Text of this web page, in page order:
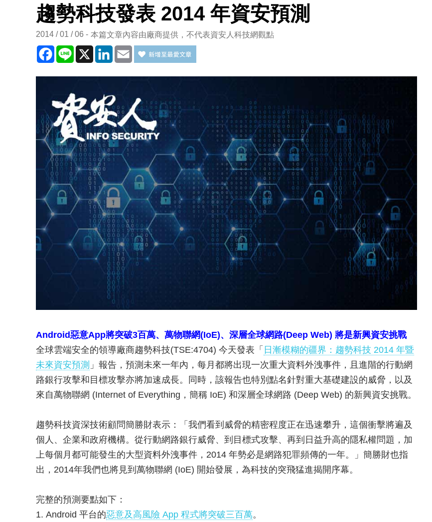
趨勢科技發表 2014 年資安預測
2014 / 01 / 06 本篇文章內容由廠商提供，不代表資安人科技網觀點
Facebook
Line X LinkedInEmail
Android惡意App將突破3百萬、萬物聯網(IoE)、深層全球網路(Deep Web) 將是新興資安挑戰
全球雲端安全的領導廠商趨勢科技(TSE:4704) 今天發表「 日漸模糊的疆界：趨勢科技 2014 年暨
未來資安預測 」報告，預測未來一年內，每月都將出現一次重大資料外洩事件，且進階的行動網
路銀行攻擊和目標攻擊亦將加速成長。同時，該報告也特別點名針對重大基礎建設的威脅，以及
來自萬物聯網 (Internet of Everything，簡稱 IoE) 和深層全球網路 (Deep Web) 的新興資安挑戰。
趨勢科技資深技術顧問簡勝財表示：「我們看到威脅的精密程度正在迅速攀升，這個衝擊將遍及
個人、企業和政府機構。從行動網路銀行威脅、到目標式攻擊、再到日益升高的隱私權問題，加
上每個月都可能發生的大型資料外洩事件，2014 年勢必是網路犯罪頻傳的一年。」簡勝財也指
出，2014年我們也將見到萬物聯網 (IoE) 開始發展，為科技的突飛猛進揭開序幕。
完整的預測要點如下：
1. Android 平台的惡意及高風險 App 程式將突破三百萬。